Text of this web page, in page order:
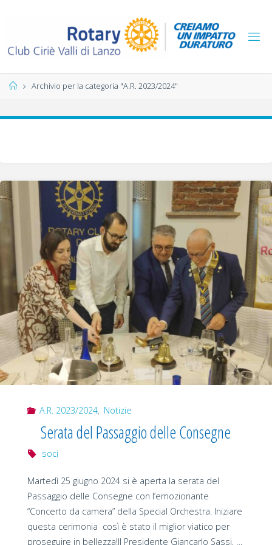
HomeArchivio per la categoria "A.R. 2023/2024"
A.R. 2023/2024, Notizie
Serata del Passaggio delle Consegne
soci
Martedì 25 giugno 2024 si è aperta la serata del
Passaggio delle Consegne con l’emozionante
“Concerto da camera” della Special Orchestra. Iniziare
questa cerimonia così è stato il miglior viatico per
proseguire in bellezza!Il Presidente Giancarlo Sassi, …